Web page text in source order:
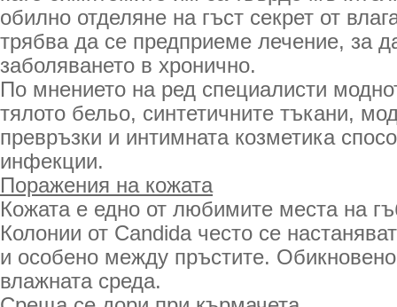
обилно отделяне на гъст секрет от
трябва да се предприеме лечение, за
заболяването в хронично.
По мнението на ред специалисти
тялото бельо, синтетичните тъкани,
превръзки и интимната козметика
инфекции.
Поражения на кожата
Кожата е едно от любимите места на
Колонии от Candida често се
и особено между пръстите.
влажната среда.